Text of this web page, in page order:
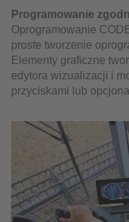
Programowanie
Oprogramowanie
proste tworzenie
Elementy graficzne
edytora wizualizacji i
przyciskami lub